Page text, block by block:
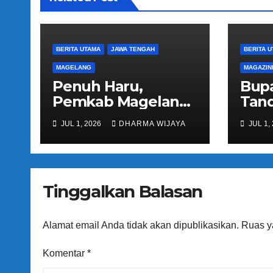
o
s
BERITA UTAMA JAWA TENGAH
MAGELANG
Penuh Haru,
Pemkab Magelang
Sambut
Kepulangan
Jemaah Haji Kloter
JUL 1, 2026 DHARMA WIJAYA
BERITA
JUL 1,
Tinggalkan Balasan
Alamat email Anda tidak akan dipublikasikan. Ruas
Komentar *